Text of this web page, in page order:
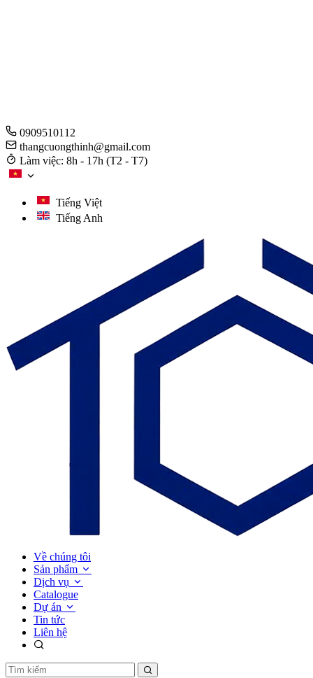
0909510112
thangcuongthinh@gmail.com
Làm việc: 8h - 17h (T2 - T7)
Tiếng Việt
Tiếng Anh
Về chúng tôi
Sản phẩm
Dịch vụ
Catalogue
Dự án
Tin tức
Liên hệ